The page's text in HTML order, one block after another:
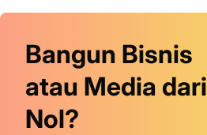
Bangun Bisnis
atau Media dari
Nol?